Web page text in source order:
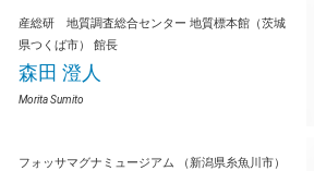
産総研 地質調査総合センター 地質標本館（茨城
県つくば市）
館長
森田 澄人
Morita Sumito
フォッサマグナミュージアム （新潟県糸魚川市）